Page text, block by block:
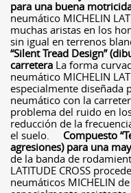
para una buena
neumático MICHELIN
muchas aristas en los
sin igual en terrenos
“Silent Tread Design”
carretera La forma
neumático MICHELIN
especialmente diseñada
neumático con la
problema del ruido en
reducción de la
el suelo. Compuesto
agresiones) para una
de la banda de
LATITUDE CROSS
neumáticos MICHELIN